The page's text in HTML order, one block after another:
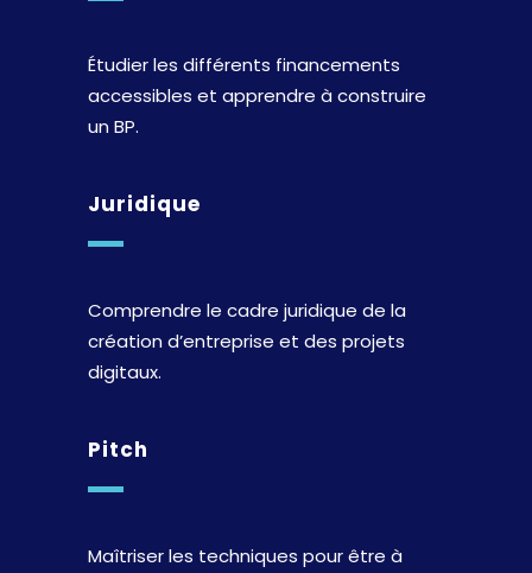
Étudier les différents financements
accessibles et apprendre à construire
un BP.
Juridique
Comprendre le cadre juridique de la
création d’entreprise et des projets
digitaux.
Pitch
Maîtriser les techniques pour être à